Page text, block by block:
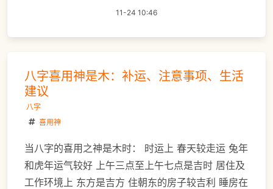
11-24 10:46
八字喜用神是木：补运、注意事项、生活
建议
八字
喜用神
当八字的喜用之神是木时： 时运上 春天较走运 兔年
和虎年运气较好 上午三点至上午七点是吉时 居住及
工作环境上 东方是吉方 住朝东的房子较吉利 睡房在